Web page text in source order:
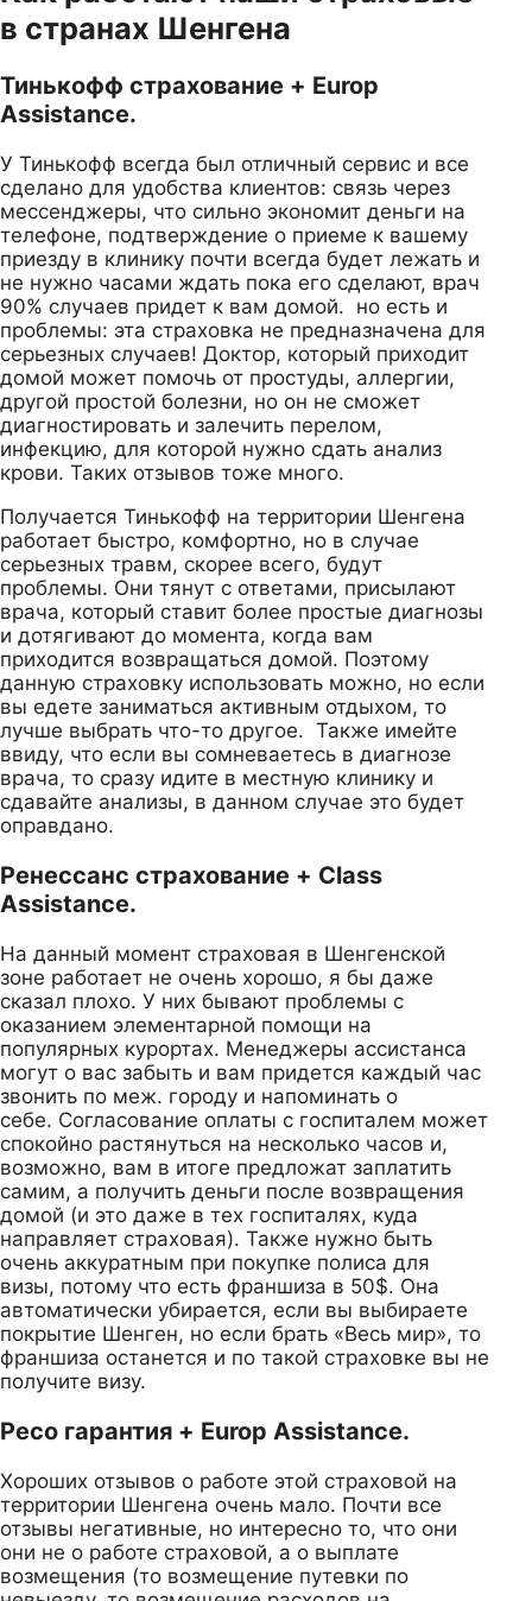
в странах Шенгена
Тинькофф страхование + Europ
Assistance.
У Тинькофф всегда был отличный сервис и все
сделано для удобства клиентов: связь через
мессенджеры, что сильно экономит деньги на
телефоне, подтверждение о приеме к вашему
приезду в клинику почти всегда будет лежать и
не нужно часами ждать пока его сделают, врач
90% случаев придет к вам домой. но есть и
проблемы: эта страховка не предназначена для
серьезных случаев! Доктор, который приходит
домой может помочь от простуды, аллергии,
другой простой болезни, но он не сможет
диагностировать и залечить перелом,
инфекцию, для которой нужно сдать анализ
крови. Таких отзывов тоже много.
Получается Тинькофф на территории Шенгена
работает быстро, комфортно, но в случае
серьезных травм, скорее всего, будут
проблемы. Они тянут с ответами, присылают
врача, который ставит более простые диагнозы
и дотягивают до момента, когда вам
приходится возвращаться домой. Поэтому
данную страховку использовать можно, но если
вы едете заниматься активным отдыхом, то
лучше выбрать что-то другое. Также имейте
ввиду, что если вы сомневаетесь в диагнозе
врача, то сразу идите в местную клинику и
сдавайте анализы, в данном случае это будет
оправдано.
Ренессанс страхование + Class
Assistance.
На данный момент страховая в Шенгенской
зоне работает не очень хорошо, я бы даже
сказал плохо. У них бывают проблемы с
оказанием элементарной помощи на
популярных курортах. Менеджеры ассистанса
могут о вас забыть и вам придется каждый час
звонить по меж. городу и напоминать о
себе. Согласование оплаты с госпиталем может
спокойно растянуться на несколько часов и,
возможно, вам в итоге предложат заплатить
самим, а получить деньги после возвращения
домой (и это даже в тех госпиталях, куда
направляет страховая). Также нужно быть
очень аккуратным при покупке полиса для
визы, потому что есть франшиза в 50$. Она
автоматически убирается, если вы выбираете
покрытие Шенген, но если брать «Весь мир», то
франшиза останется и по такой страховке вы не
получите визу.
Ресо гарантия + Europ Assistance.
Хороших отзывов о работе этой страховой на
территории Шенгена очень мало. Почти все
отзывы негативные, но интересно то, что они
они не о работе страховой, а о выплате
возмещения (то возмещение путевки по